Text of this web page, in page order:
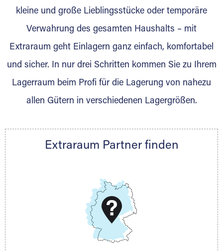
Ihre Vorteile als Extraraum Partner:
Marktgerechte Preise
Digitale Buchungsplattform
Gewinnung von Neukunden
Nachricht.
Telefon:+49 6145 5442 - 404
DMG Aktiengesellschaft
www.dmg-ag.com
kleine und große Lieblingsstücke oder temporäre
Verwahrung des gesamten Haushalts – mit
Extraraum geht Einlagern ganz einfach, komfortabel
und sicher. In nur drei Schritten kommen Sie zu Ihrem
Lagerraum beim Profi für die Lagerung von nahezu
allen Gütern in verschiedenen Lagergrößen.
Extraraum Partner finden